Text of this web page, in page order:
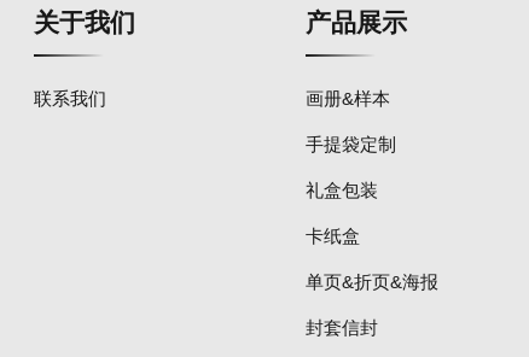
关于我们
联系我们
产品展示
画册&样本
手提袋定制
礼盒包装
卡纸盒
单页&折页&海报
封套信封